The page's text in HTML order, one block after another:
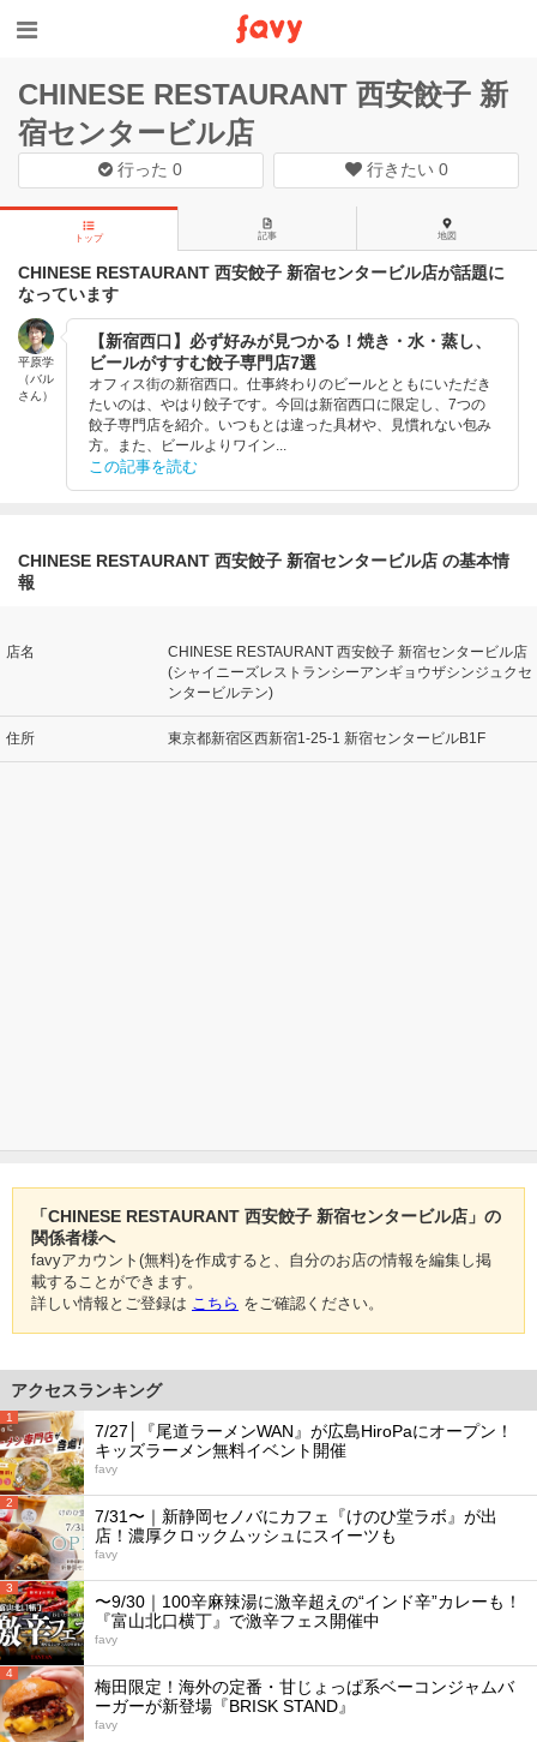
CHINESE RESTAURANT 西安餃子 新
宿センタービル店
行った0 行きたい 0
トップ 記事 地図
CHINESE RESTAURANT 西安餃子 新宿センタービル店が話題に
なっています
平原学
（バル
さん）
【新宿西口】必ず好みが見つかる！焼き・水・蒸し、
ビールがすすむ餃子専門店7選
オフィス街の新宿西口。仕事終わりのビールとともにいただき
たいのは、やはり餃子です。今回は新宿西口に限定し、7つの
餃子専門店を紹介。いつもとは違った具材や、見慣れない包み
方。また、ビールよりワイン...
この記事を読む
CHINESE RESTAURANT 西安餃子 新宿センタービル店 の基本情
報
店名
CHINESE RESTAURANT 西安餃子 新宿センタービル店
(シャイニーズレストランシーアンギョウザシンジュクセ
ンタービルテン)
住所 東京都新宿区西新宿1-25-1 新宿センタービルB1F
「CHINESE RESTAURANT 西安餃子 新宿センタービル店」の
関係者様へ
favyアカウント(無料)を作成すると、自分のお店の情報を編集し掲
載することができます。
詳しい情報とご登録は こちら をご確認ください。
アクセスランキング
1
7/27│『尾道ラーメンWAN』が広島HiroPaにオープン！
キッズラーメン無料イベント開催
favy
2
7/31〜｜新静岡セノバにカフェ『けのひ堂ラボ』が出
店！濃厚クロックムッシュにスイーツも
favy
3
〜9/30｜100辛麻辣湯に激辛超えの“インド辛”カレーも！
『富山北口横丁』で激辛フェス開催中
favy
4
梅田限定！海外の定番・甘じょっぱ系ベーコンジャムバ
ーガーが新登場『BRISK STAND』
favy